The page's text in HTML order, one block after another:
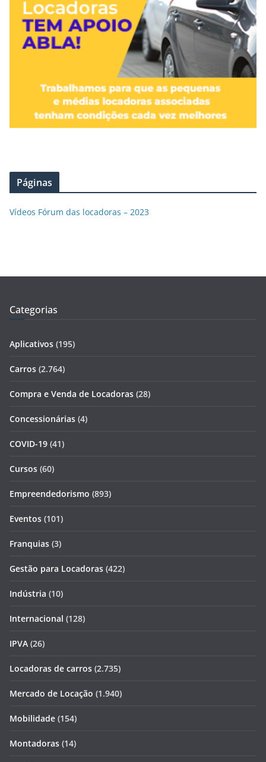
Páginas
Vídeos Fórum das locadoras – 2023
Categorias
Aplicativos (195)
Carros (2.764)
Compra e Venda de Locadoras (28)
Concessionárias (4)
COVID-19 (41)
Cursos (60)
Empreendedorismo (893)
Eventos (101)
Franquias (3)
Gestão para Locadoras (422)
Indústria (10)
Internacional (128)
IPVA (26)
Locadoras de carros (2.735)
Mercado de Locação (1.940)
Mobilidade (154)
Montadoras (14)